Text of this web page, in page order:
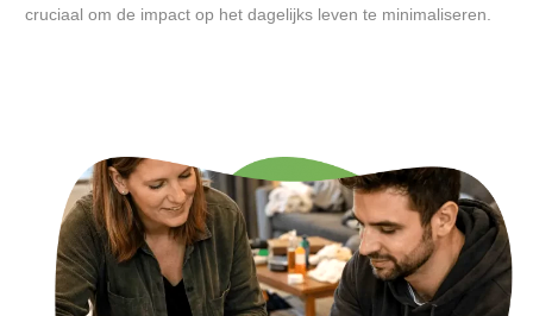
cruciaal om de impact op het dagelijks leven te minimaliseren.